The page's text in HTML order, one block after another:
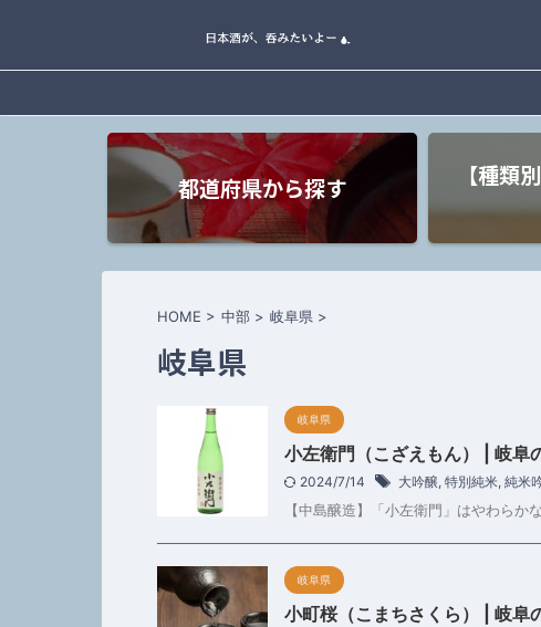
都道府県から探す
【種類
HOME > 中部 > 岐阜県 >
岐阜県
岐阜県
小左衛門（こざえもん） | 岐阜
2024/7/14 大吟醸, 特別純米, 純米
【中島醸造】「小左衛門」はやわらか
岐阜県
小町桜（こまちさくら） | 岐阜